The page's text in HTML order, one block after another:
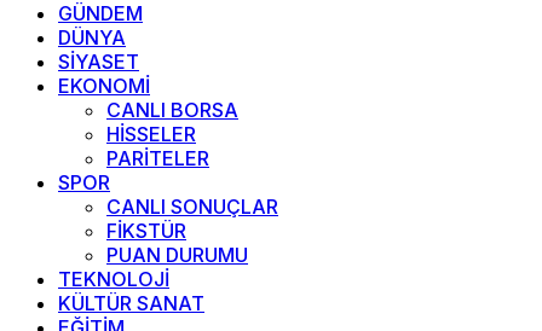
GÜNDEM
DÜNYA
SİYASET
EKONOMİ
CANLI BORSA
HİSSELER
PARİTELER
SPOR
CANLI SONUÇLAR
FİKSTÜR
PUAN DURUMU
TEKNOLOJİ
KÜLTÜR SANAT